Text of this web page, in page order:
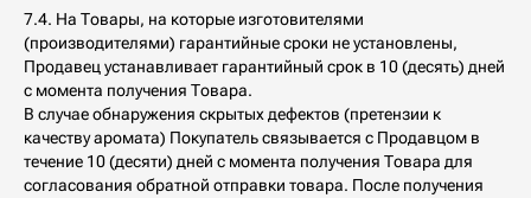
7.4. На Товары, на которые изготовителями
(производителями) гарантийные сроки не установлены,
Продавец устанавливает гарантийный срок в 10 (десять) дней
с момента получения Товара.
В случае обнаружения скрытых дефектов (претензии к
качеству аромата) Покупатель связывается с Продавцом в
течение 10 (десяти) дней с момента получения Товара для
согласования обратной отправки товара. После получения